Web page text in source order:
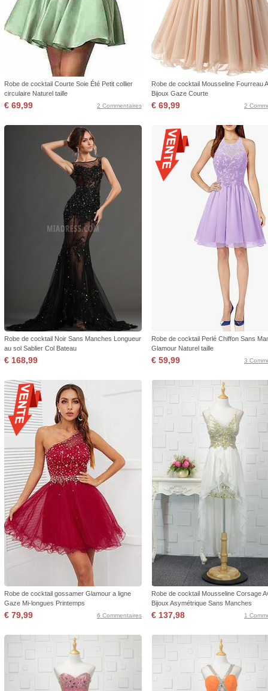
Robe de cocktail Courte Soie Été Petit collier
circulaire Naturel taille
€ 69,99 2 Commentaires
Robe de cocktail Mousseline Fourreau
Bijoux Gaze Courte
€ 69,99 2
Robe de cocktail Noir Sans Manches Longueur
au sol Sablier Col Bateau
€ 168,99
Robe de cocktail Perlé Chiffon Sans
Glamour Naturel taille
€ 59,99 3
Robe de cocktail gossamer Glamour a ligne
Gaze Mi-longues Printemps
€ 79,99 6 Commentaires
Robe de cocktail Mousseline Corsage
Bijoux Asymétrique Sans Manches
€ 137,98 1